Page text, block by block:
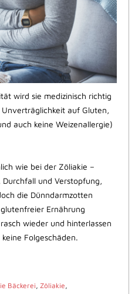
wird sie medizinisch richtig
auf Gluten,
auch keine Weizenallergie)
wie bei der Zöliakie –
und Verstopfung,
die Dünndarmzotten
Ernährung
wieder und hinterlassen
Folgeschäden.
Bäckerei Zöliakie